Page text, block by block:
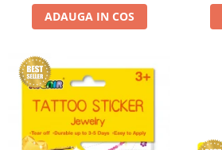
ADAUGA IN COS